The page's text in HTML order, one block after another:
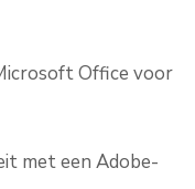
Office voor
met een Adobe-